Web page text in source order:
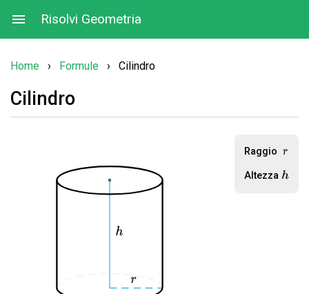
Risolvi Geometria
Home › Formule › Cilindro
Cilindro
r
h
Raggio r
Altezza h